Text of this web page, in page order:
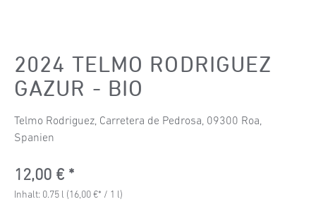
2024 TELMO RODRIGUEZ
GAZUR - BIO
Telmo Rodriguez, Carretera de Pedrosa, 09300 Roa,
Spanien
Regulärer Preis:
12,00 €
Inhalt: 0.75 l (16,00 €* / 1 l)